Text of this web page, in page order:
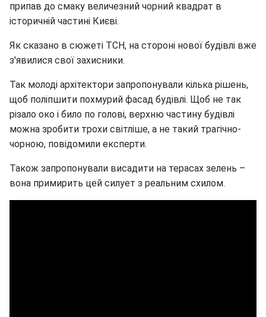
припав до смаку величезний чорний квадрат в
історичній частині Києві.
Як сказано в сюжеті ТСН, на стороні нової будівлі вже
з'явилися свої захисники.
Так молоді архітектори запропонували кілька рішень,
щоб поліпшити похмурий фасад будівлі. Щоб не так
різало око і било по голові, верхню частину будівлі
можна зробити трохи світліше, а не такий трагічно-
чорною, повідомили експерти.
Також запропонували висадити на терасах зелень –
вона примирить цей силует з реальним схилом.